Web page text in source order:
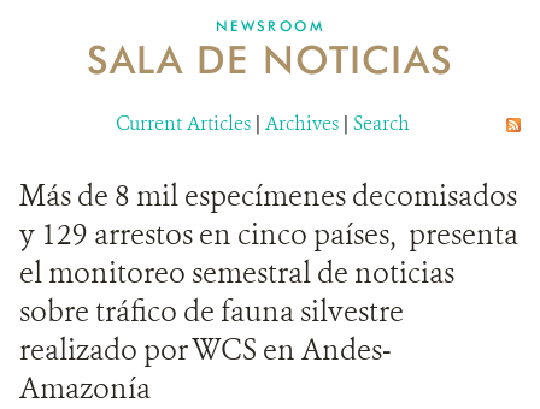
MECANISMO DE ATENCIÓN DE QUEJAS Y RECLAMOS
DONA
NEWSROOM
SALA DE NOTICIAS
Current Articles | Archives | Search
Más de 8 mil especímenes decomisados
y 129 arrestos en cinco países, presenta
el monitoreo semestral de noticias
sobre tráfico de fauna silvestre
realizado por WCS en Andes-
Amazonía